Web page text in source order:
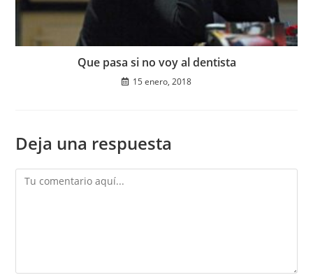
Que pasa si no voy al dentista
15 enero, 2018
Deja una respuesta